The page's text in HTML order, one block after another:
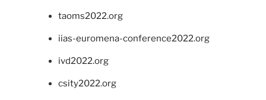
taoms2022.org
iias-euromena-conference2022.org
ivd2022.org
csity2022.org